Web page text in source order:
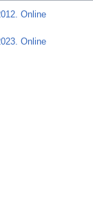
Online
Online